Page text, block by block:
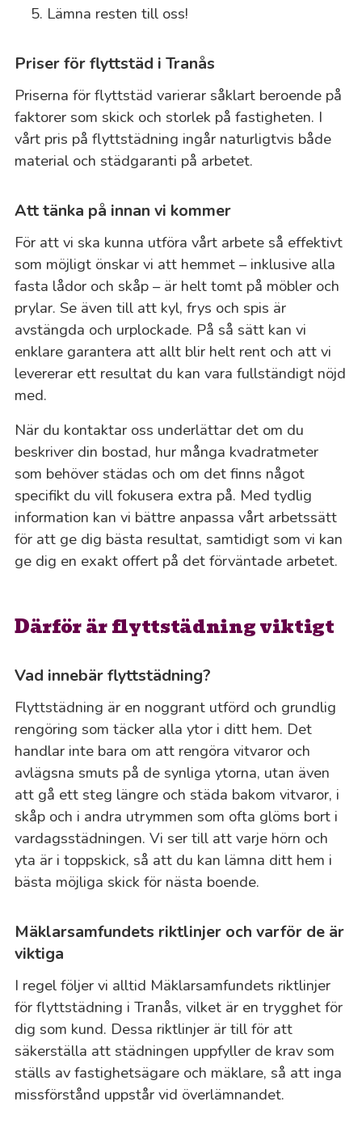
Lämna resten till oss!
Priser för flyttstäd i Tranås
Priserna för flyttstäd varierar såklart beroende på
faktorer som skick och storlek på fastigheten. I
vårt pris på flyttstädning ingår naturligtvis både
material och städgaranti på arbetet.
Att tänka på innan vi kommer
För att vi ska kunna utföra vårt arbete så effektivt
som möjligt önskar vi att hemmet – inklusive alla
fasta lådor och skåp – är helt tomt på möbler och
prylar. Se även till att kyl, frys och spis är
avstängda och urplockade. På så sätt kan vi
enklare garantera att allt blir helt rent och att vi
levererar ett resultat du kan vara fullständigt nöjd
med.
När du kontaktar oss underlättar det om du
beskriver din bostad, hur många kvadratmeter
som behöver städas och om det finns något
specifikt du vill fokusera extra på. Med tydlig
information kan vi bättre anpassa vårt arbetssätt
för att ge dig bästa resultat, samtidigt som vi kan
ge dig en exakt offert på det förväntade arbetet.
Därför är flyttstädning viktigt
Vad innebär flyttstädning?
Flyttstädning är en noggrant utförd och grundlig
rengöring som täcker alla ytor i ditt hem. Det
handlar inte bara om att rengöra vitvaror och
avlägsna smuts på de synliga ytorna, utan även
att gå ett steg längre och städa bakom vitvaror, i
skåp och i andra utrymmen som ofta glöms bort i
vardagsstädningen. Vi ser till att varje hörn och
yta är i toppskick, så att du kan lämna ditt hem i
bästa möjliga skick för nästa boende.
Mäklarsamfundets riktlinjer och varför de är
viktiga
I regel följer vi alltid Mäklarsamfundets riktlinjer
för flyttstädning i Tranås, vilket är en trygghet för
dig som kund. Dessa riktlinjer är till för att
säkerställa att städningen uppfyller de krav som
ställs av fastighetsägare och mäklare, så att inga
missförstånd uppstår vid överlämnandet.